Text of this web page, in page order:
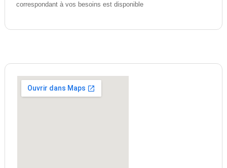
correspondant à vos besoins est disponible